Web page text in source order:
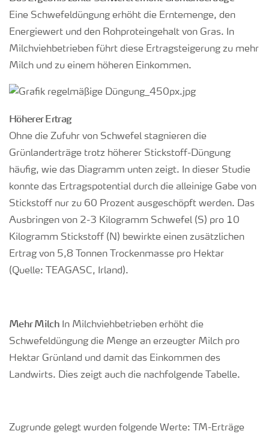
Eine Schwefeldüngung erhöht die Erntemenge, den
Energiewert und den Rohproteingehalt von Gras. In
Milchviehbetrieben führt diese Ertragsteigerung zu mehr
Milch und zu einem höheren Einkommen.
Höherer Ertrag
Ohne die Zufuhr von Schwefel stagnieren die
Grünlanderträge trotz höherer Stickstoff-Düngung
häufig, wie das Diagramm unten zeigt. In dieser Studie
konnte das Ertragspotential durch die alleinige Gabe von
Stickstoff nur zu 60 Prozent ausgeschöpft werden. Das
Ausbringen von 2-3 Kilogramm Schwefel (S) pro 10
Kilogramm Stickstoff (N) bewirkte einen zusätzlichen
Ertrag von 5,8 Tonnen Trockenmasse pro Hektar
(Quelle: TEAGASC, Irland).
Mehr Milch In Milchviehbetrieben erhöht die
Schwefeldüngung die Menge an erzeugter Milch pro
Hektar Grünland und damit das Einkommen des
Landwirts. Dies zeigt auch die nachfolgende Tabelle.
Zugrunde gelegt wurden folgende Werte: TM-Erträge